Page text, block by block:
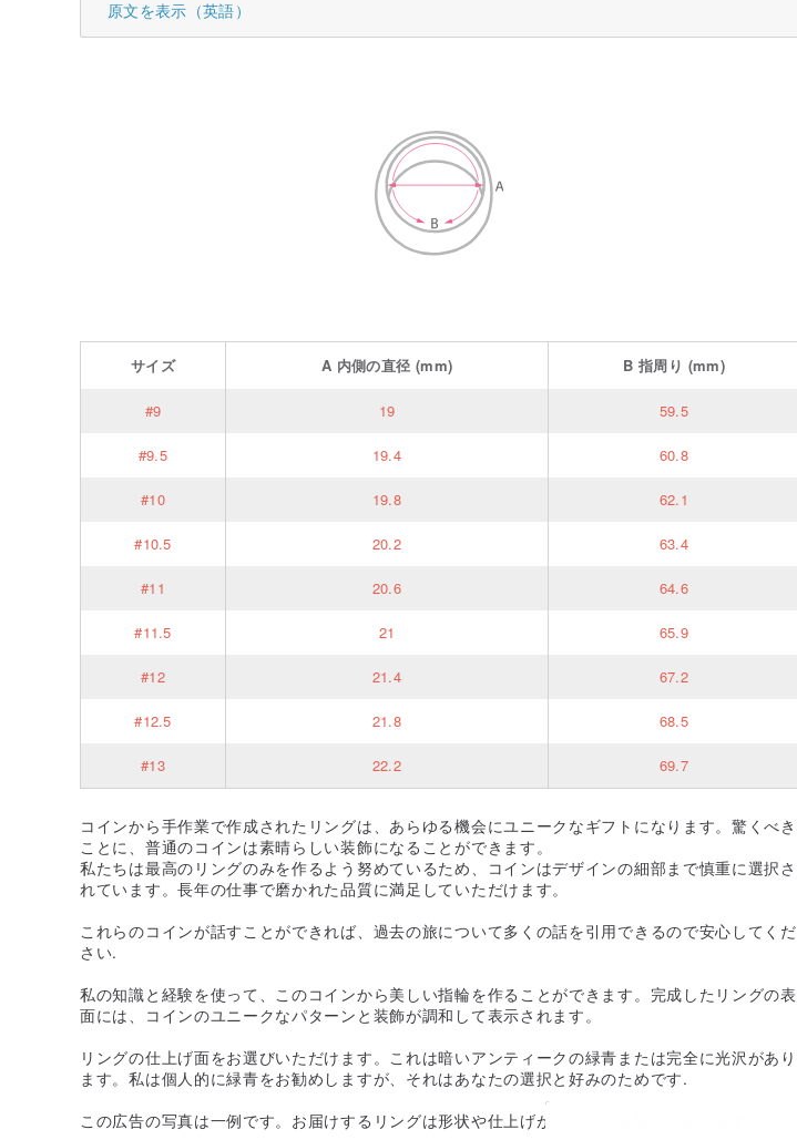
原文を表示（英語）
サイズ A 内側の直径 (mm) B指周り (mm)
#9 19 59.5
#9.5 19.4 60.8
#10 19.8 62.1
#10.5 20.2 63.4
#11 20.6 64.6
#11.5 21 65.9
#12 21.4 67.2
#12.5 21.8 68.5
#13 22.2 69.7
コインから手作業で作成されたリングは、あらゆる機会にユニークなギフトになります。驚くべき
ことに、普通のコインは素晴らしい装飾になることができます。
私たちは最高のリングのみを作るよう努めているため、コインはデザインの細部まで慎重に選択さ
れています。長年の仕事で磨かれた品質に満足していただけます。
これらのコインが話すことができれば、過去の旅について多くの話を引用できるので安心してくだ
さい.
私の知識と経験を使って、このコインから美しい指輪を作ることができます。完成したリングの表
面には、コインのユニークなパターンと装飾が調和して表示されます。
リングの仕上げ面をお選びいただけます。これは暗いアンティークの緑青または完全に光沢があり
ます。私は個人的に緑青をお勧めしますが、それはあなたの選択と好みのためです.
この広告の写真は一例です。お届けするリングは形状や仕上げが若干異なる場合があります。